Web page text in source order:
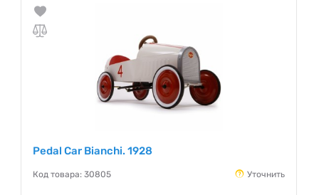
Pedal Car Bianchi. 1928
Код товара: 30805 Уточнить